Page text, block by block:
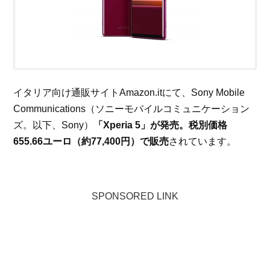
イタリア向け通販サイトAmazon.itにて、Sony Mobile
Communications（ソニーモバイルコミュニケーション
ズ。以下、Sony）
「Xperia 5」が発売。税別価格
655.66ユーロ（約77,400円）で販売されています。
SPONSORED LINK